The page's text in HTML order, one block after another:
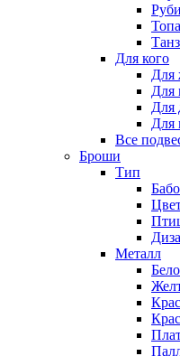
Для кого
Для
Для
Для
Для
Все
Броши
Тип
Металл